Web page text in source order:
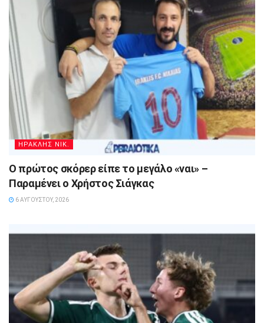
ΗΡΑΚΛΗΣ ΝΙΚ.
Ο πρώτος σκόρερ είπε το μεγάλο «ναι» –
Παραμένει ο Χρήστος Σιάγκας
6 ΑΥΓΟΎΣΤΟΥ, 2026